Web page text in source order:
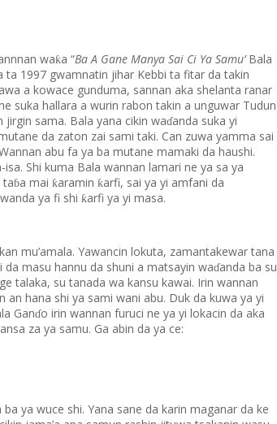
waƙa “Ba A Gane Manya Sai Ci Ya Samu’Bala
ta 1997 gwamnatin jihar Kebbi ta fitar da takin
a kowace gunduma, sannan aka shelanta ranar
suka hallara a wurin rabon takin a unguwar Tudun
jirgin sama. Bala yana cikin waɗanda suka yi
da zaton zai sami taki. Can zuwa yamma sai
abu fa ya ba mutane mamaki da haushi.
Shi kuma Bala wannan lamari ne ya sa ya
taɓa mai ƙaramin ƙarfi, sai ya yi amfani da
ya fi shi ƙarfi ya yi masa.
mu’amala. Yawancin lokuta, zamantakewar tana
masu hannu da shuni a matsayin waɗanda ba su
talaka, su tanada wa kansu kawai. Irin wannan
hana shi ya sami wani abu. Duk da kuwa ya yi
Ganɗo irin wannan furuci ne ya yi lokacin da aka
za ya samu. Ga abin da ya ce:
ya wuce shi. Yana sane da karin maganar da ke